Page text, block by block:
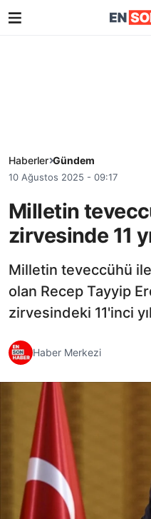
Haberler Gündem
10 Ağustos 2025 - 09:17
Milletin
zirvesinde 11
Milletin teveccühü
olan Recep Tayyip
zirvesindeki 11'inci
Haber Merkezi